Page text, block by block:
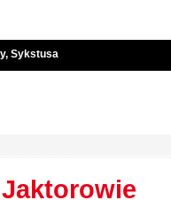
Sykstusa